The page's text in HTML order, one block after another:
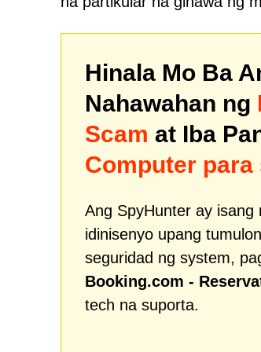
Hinala Mo Ba
Nahawahan ng
Scam at Iba
Computer
Ang SpyHunter ay
idinisenyo upang
seguridad ng system,
Booking.com -
tech na suporta.